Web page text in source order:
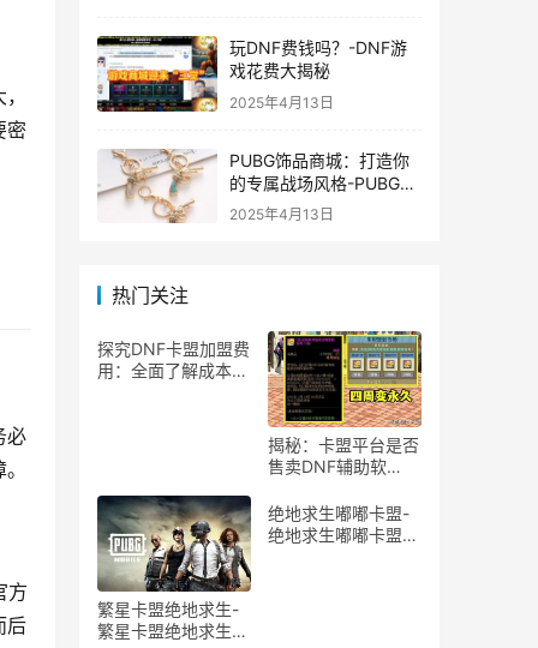
密
玩DNF费钱吗？-DNF游
戏花费大揭秘
2025年4月13日
PUBG饰品商城：打造你
的专属战场风格-PUBG游
戏内饰品购买指南
2025年4月13日
热门关注
探究DNF卡盟加盟费
用：全面了解成本与
揭秘：卡盟平台是否
售卖DNF辅助软
市场中的DNF游戏辅
助工具交易现状
繁星卡盟绝地求生-
繁星卡盟绝地求生游
绝地求生嘟嘟卡盟-
绝地求生嘟嘟卡盟官